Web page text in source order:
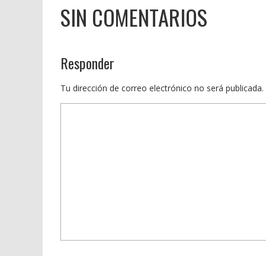
SIN COMENTARIOS
Responder
Tu dirección de correo electrónico no será publicada.